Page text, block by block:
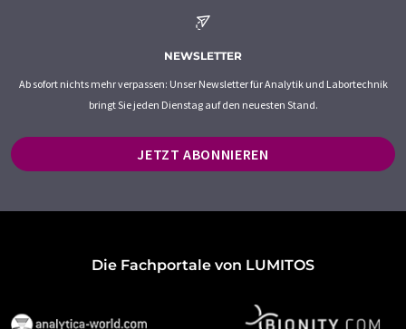
NEWSLETTER
Ab sofort nichts mehr verpassen: Unser Newsletter für Analytik und Labortechnik
bringt Sie jeden Dienstag auf den neuesten Stand.
JETZT ABONNIEREN
Die Fachportale von LUMITOS